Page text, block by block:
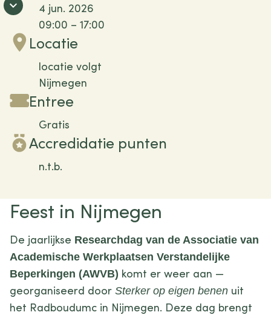
4 jun. 2026
09:00 – 17:00
Locatie
locatie volgt
Nijmegen
Entree
Gratis
Accredidatie punten
n.t.b.
Feest in Nijmegen
De jaarlijkse Researchdag van de Associatie van
Academische Werkplaatsen Verstandelijke
Beperkingen (AWVB) komt er weer aan —
georganiseerd door Sterker op eigen benen uit
het Radboudumc in Nijmegen. Deze dag brengt